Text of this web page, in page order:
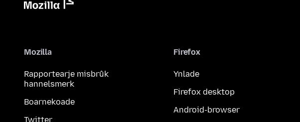
Mozilla
Rapportearje misbrûk
hannelsmerk
Boarnekoade
Twitter
Firefox
Ynlade
Firefox desktop
Android-browser